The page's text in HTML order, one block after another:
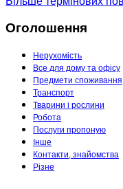
Оголошення
Нерухомість
Все для дому та офісу
Предмети споживання
Транспорт
Тварини і рослини
Робота
Послуги пропоную
Інше
Контакти, знайомства
Різне